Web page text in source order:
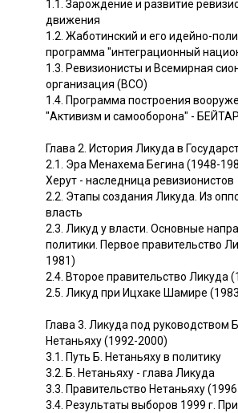
1.1. Зарождение и развитие
движения
1.2. Жаботинский и его идейно-
программа "интеграционный
1.3. Ревизионисты и Всемирная
организация (ВСО)
1.4. Программа построения
"Активизм и самооборона" -
Глава 2. История Ликуда в
2.1. Эра Менахема Бегина (1948-
Херут - наследница ревизионистов
2.2. Этапы создания Ликуда. Из
власть
2.3. Ликуд у власти. Основные
политики. Первое правительство
1981)
2.4. Второе правительство Ликуда
2.5. Ликуд при Ицхаке Шамире
Глава 3. Ликуда под руководством
Нетаньяху (1992-2000)
3.1. Путь Б. Нетаньяху в политику
3.2. Б. Нетаньяху - глава Ликуда
3.3. Правительство Нетаньяху
3.4. Результаты выборов 1999 г.